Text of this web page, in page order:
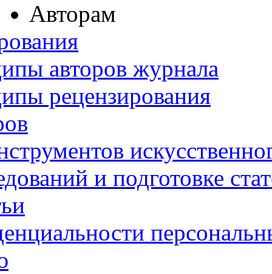
Авторам
авторов журнала
рецензирования
и подготовке